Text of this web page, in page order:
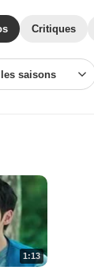
Critiques
saisons
1:13